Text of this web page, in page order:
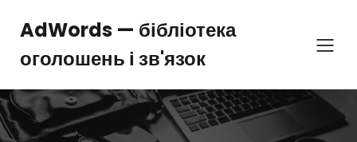
вмістуAdWords — бібліотека
оголошень і зв'язок